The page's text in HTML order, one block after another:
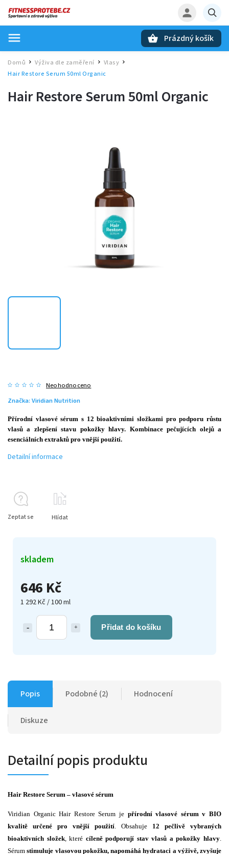
Prázdný košík
Domů / Výživa dle zaměření Vlasy /
Hair Restore Serum 50ml Organic
Hair Restore Serum 50ml Organic
Neohodnoceno
Značka: Viridian Nutrition
646 Kč
1 292 Kč / 100 ml
Přidat do košíku
skladem
Přírodní vlasové sérum s 12 bioaktivními složkami pro podporu růstu
vlasů a zlepšení stavu pokožky hlavy. Kombinace pečujících olejů a
esenciálních extraktů pro vnější použití.
Detailní informace
Zeptat se Hlídat
Popis Podobné (2) Hodnocení
Diskuze
Detailní popis produktu
Hair Restore Serum – vlasové sérum
Viridian Organic Hair Restore Serum je přírodní vlasové sérum v BIO
kvalitě určené pro vnější použití . Obsahuje 12 pečlivě vybraných
bioaktivních složek, které cíleně podporují stav vlasů a pokožky hlavy
Sérumstimuluje vlasovou pokožku, napomáhá hydrataci a výživě, zvyšuje